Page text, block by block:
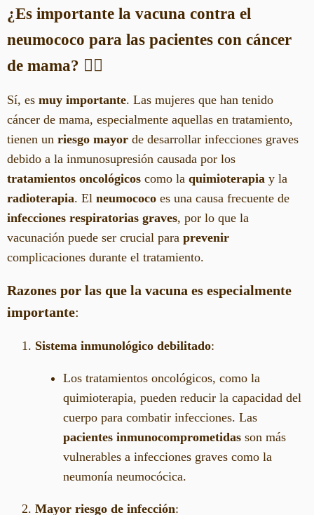
¿Es importante la vacuna contra el
neumococo para las pacientes con cáncer
de mama? 🧑‍⚕️
Sí, es muy importante. Las mujeres que han tenido
cáncer de mama, especialmente aquellas en tratamiento,
tienen un riesgo mayor de desarrollar infecciones graves
debido a la inmunosupresión causada por los
tratamientos oncológicos como la quimioterapia y la
radioterapia. El neumococo es una causa frecuente de
infecciones respiratorias graves, por lo que la
vacunación puede ser crucial para prevenir
complicaciones durante el tratamiento.
Razones por las que la vacuna es especialmente
importante:
Sistema inmunológico debilitado:
Los tratamientos oncológicos, como la
quimioterapia, pueden reducir la capacidad del
cuerpo para combatir infecciones. Las
pacientes inmunocomprometidas son más
vulnerables a infecciones graves como la
neumonía neumocócica.
Mayor riesgo de infección: